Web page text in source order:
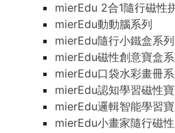
mierEdu 2合1隨行磁性
mierEdu動動腦系列
mierEdu隨行小鐵盒系列
mierEdu磁性創意寶盒
mierEdu口袋水彩畫冊
mierEdu認知學習磁性
mierEdu邏輯智能學習
mierEdu小畫家隨行磁